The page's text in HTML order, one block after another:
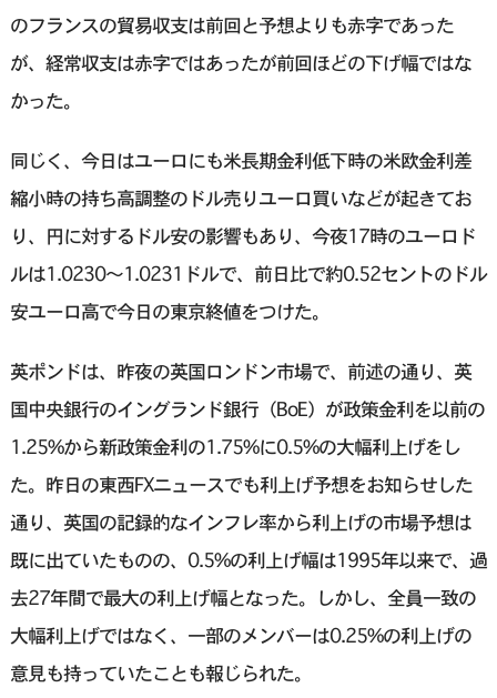
のフランスの貿易収支は前回と予想よりも赤字であった
が、経常収支は赤字ではあったが前回ほどの下げ幅ではな
かった。
同じく、今日はユーロにも米長期金利低下時の米欧金利差
縮小時の持ち高調整のドル売りユーロ買いなどが起きてお
り、円に対するドル安の影響もあり、今夜17時のユーロド
ルは1.0230～1.0231ドルで、前日比で約0.52セントのドル
安ユーロ高で今日の東京終値をつけた。
英ポンドは、昨夜の英国ロンドン市場で、前述の通り、英
国中央銀行のイングランド銀行（BoE）が政策金利を以前の
1.25%から新政策金利の1.75%に0.5%の大幅利上げをし
た。昨日の東西FXニュースでも利上げ予想をお知らせした
通り、英国の記録的なインフレ率から利上げの市場予想は
既に出ていたものの、0.5%の利上げ幅は1995年以来で、過
去27年間で最大の利上げ幅となった。しかし、全員一致の
大幅利上げではなく、一部のメンバーは0.25%の利上げの
意見も持っていたことも報じられた。